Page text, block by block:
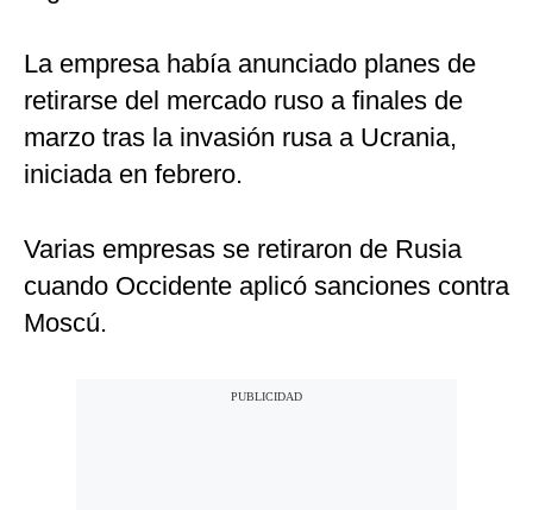
La empresa había anunciado planes de
retirarse del mercado ruso a finales de
marzo tras la invasión rusa a Ucrania,
iniciada en febrero.
Varias empresas se retiraron de Rusia
cuando Occidente aplicó sanciones contra
Moscú.